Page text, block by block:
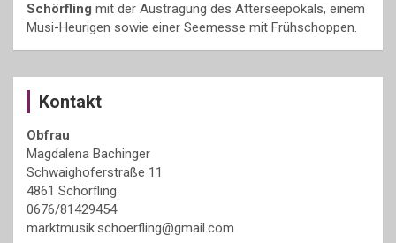
Schörfling mit der Austragung des Atterseepokals, einem
Musi-Heurigen sowie einer Seemesse mit Frühschoppen.
Kontakt
Obfrau
Magdalena Bachinger
Schwaighoferstraße 11
4861 Schörfling
0676/81429454
marktmusik.schoerfling@gmail.com